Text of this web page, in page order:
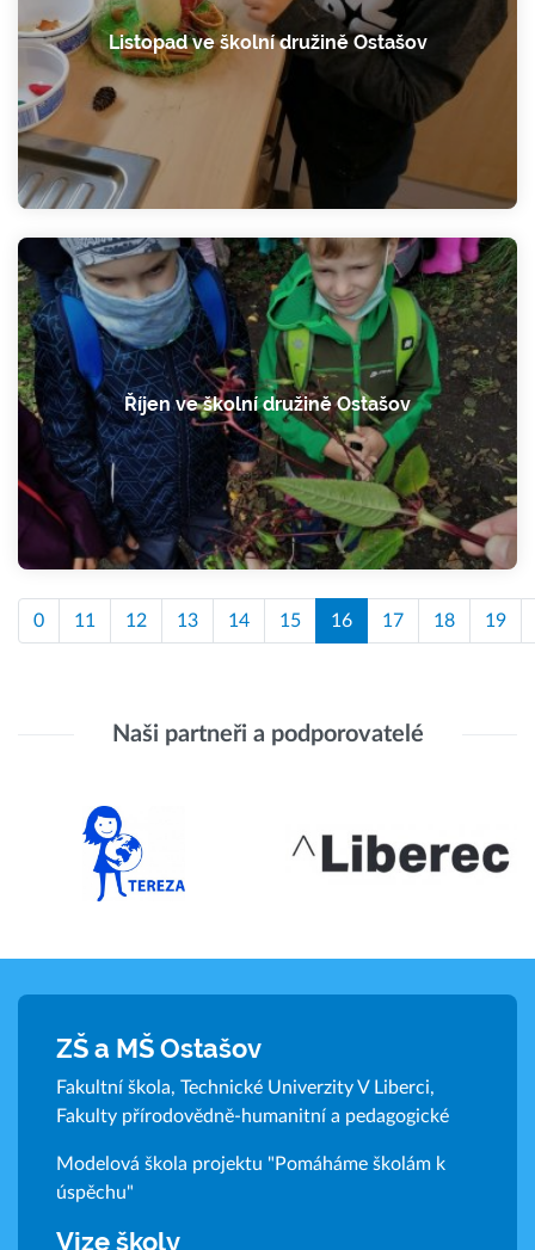
Listopad ve školní družině Ostašov
Říjen ve školní družině Ostašov
0 11 12 13 14 15 16 17 18 19
Naši partneři a podporovatelé
ZŠ a MŠ Ostašov
Fakultní škola, Technické Univerzity V Liberci,
Fakulty přírodovědně-humanitní a pedagogické
Modelová škola projektu "Pomáháme školám k
úspěchu"
Vize školy